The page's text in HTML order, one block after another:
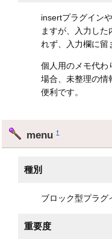
insertプラグイン
ますが、入力した
れず、入力欄に留
個人用のメモ代わ
場合、未整理の情
便利です。
menu†
種別
ブロック型プラグ
重要度